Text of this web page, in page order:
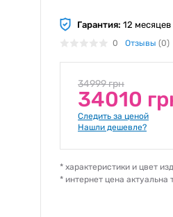
Гарантия: 12 месяцев
0 Отзывы (0)
34999 грн
34010
Следить за ценой
Нашли дешевле?
* характеристики и цвет
* интернет цена актуальна